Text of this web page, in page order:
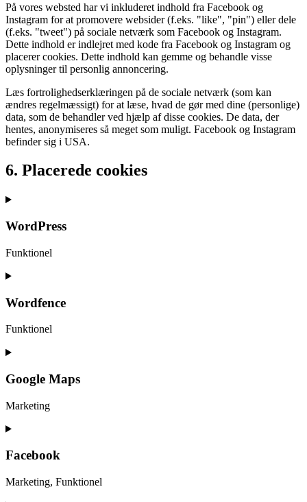
På vores websted har vi inkluderet indhold fra Facebook og
Instagram for at promovere websider (f.eks. "like", "pin") eller dele
(f.eks. "tweet") på sociale netværk som Facebook og Instagram.
Dette indhold er indlejret med kode fra Facebook og Instagram og
placerer cookies. Dette indhold kan gemme og behandle visse
oplysninger til personlig annoncering.
Læs fortrolighedserklæringen på de sociale netværk (som kan
ændres regelmæssigt) for at læse, hvad de gør med dine (personlige)
data, som de behandler ved hjælp af disse cookies. De data, der
hentes, anonymiseres så meget som muligt. Facebook og Instagram
befinder sig i USA.
6. Placerede cookies
WordPress
Funktionel
Consent
service
Wordfence
Funktionel
Consent
service
wordfence
Google Maps
Marketing
Consent
service
maps
Facebook
Marketing, Funktionel